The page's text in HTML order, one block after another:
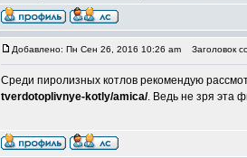
Добавлено: Пн Сен 26, 2016 10:26 am Заголовок
Среди пиролизных котлов рекомендую
tverdotoplivnye-kotly/amica/. Ведь не зря эта